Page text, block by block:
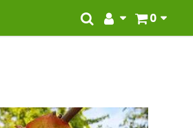
0